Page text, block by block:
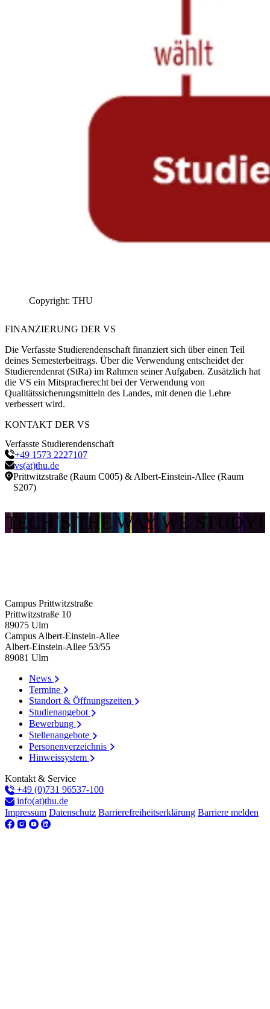
Copyright: THU
FINANZIERUNG DER VS
Die Verfasste Studierendenschaft finanziert sich über einen Teil
deines Semesterbeitrags. Über die Verwendung entscheidet der
Studierendenrat (StRa) im Rahmen seiner Aufgaben. Zusätzlich hat
die VS ein Mitspracherecht bei der Verwendung von
Qualitätssicherungsmitteln des Landes, mit denen die Lehre
verbessert wird.
KONTAKT DER VS
Verfasste Studierendenschaft
+49 1573 2227107
vs(at)thu.de
Prittwitzstraße (Raum C005) & Albert-Einstein-Allee (Raum
S207)
TECH´S THE WAY WE STUDY!
Campus Prittwitzstraße
Prittwitzstraße 10
89075 Ulm
Campus Albert-Einstein-Allee
Albert-Einstein-Allee 53/​55
89081 Ulm
News
Termine
Standort & Öffnungszeiten
Studienangebot
Bewerbung
Stellenangebote
Personenverzeichnis
Hinweissystem
Kontakt & Service
+49 (0)731 96537-100
info(at)thu.de
Impressum Datenschutz Barrierefreiheitserklärung Barriere melden